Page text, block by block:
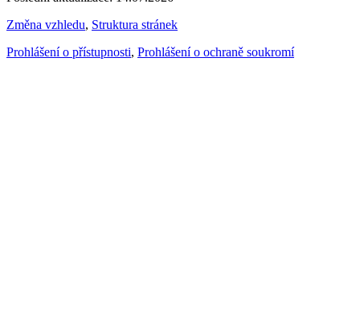
Změna vzhledu, Struktura stránek
Prohlášení o přístupnosti, Prohlášení o ochraně soukromí